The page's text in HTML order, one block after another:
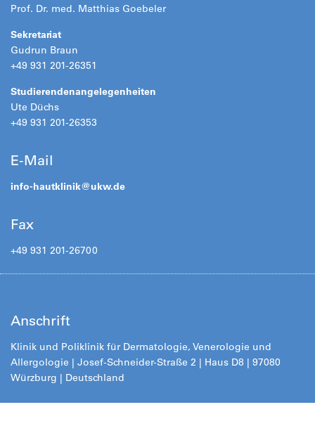
Prof. Dr. med. Matthias Goebeler
Sekretariat
Gudrun Braun
+49 931 201-26351
Studierendenangelegenheiten
Ute Düchs
+49 931 201-26353
E-Mail
info-hautklinik@ukw.de
Fax
+49 931 201-26700
Anschrift
Klinik und Poliklinik für Dermatologie, Venerologie und
Allergologie | Josef-Schneider-Straße 2 | Haus D8 | 97080
Würzburg | Deutschland